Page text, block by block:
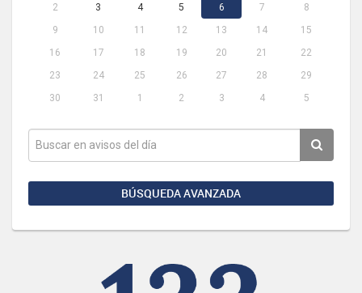
2
3 4 5 6 7
8
9
10 11 12 13 14
15
16
17 18 19 20 21
22
23
24 25 26 27 28
29
30
31 1 2 3 4 5
BÚSQUEDA AVANZADA